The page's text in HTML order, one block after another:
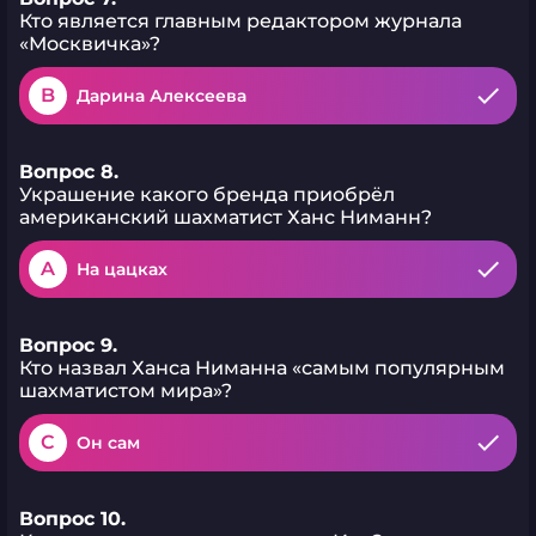
Кто является главным редактором журнала
«Москвичка»?
B Дарина Алексеева
Вопрос 8.
Украшение какого бренда приобрёл
американский шахматист Ханс Ниманн?
A На цацках
Вопрос 9.
Кто назвал Ханса Ниманна «самым популярным
шахматистом мира»?
C Он сам
Вопрос 10.